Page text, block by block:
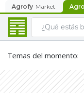
Agrofy Market
Temas del momento: